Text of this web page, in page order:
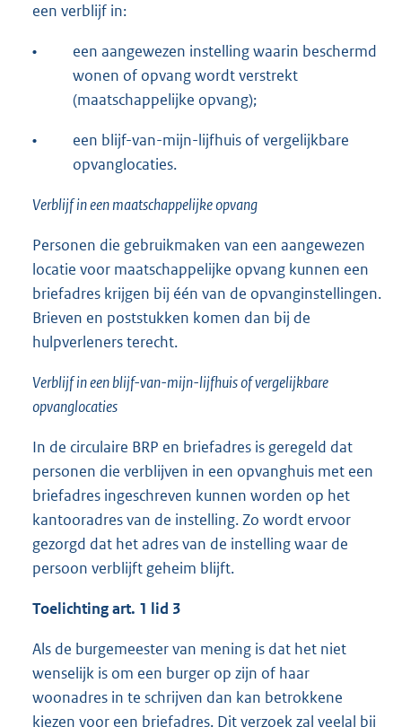
een verblijf in:
•
een aangewezen instelling waarin beschermd
wonen of opvang wordt verstrekt
(maatschappelijke opvang);
•
een blijf-van-mijn-lijfhuis of vergelijkbare
opvanglocaties.
Verblijf in een maatschappelijke opvang
Personen die gebruikmaken van een aangewezen
locatie voor maatschappelijke opvang kunnen een
briefadres krijgen bij één van de opvanginstellingen.
Brieven en poststukken komen dan bij de
hulpverleners terecht.
Verblijf in een blijf-van-mijn-lijfhuis of vergelijkbare
opvanglocaties
In de circulaire BRP en briefadres is geregeld dat
personen die verblijven in een opvanghuis met een
briefadres ingeschreven kunnen worden op het
kantooradres van de instelling. Zo wordt ervoor
gezorgd dat het adres van de instelling waar de
persoon verblijft geheim blijft.
Toelichting art. 1 lid 3
Als de burgemeester van mening is dat het niet
wenselijk is om een burger op zijn of haar
woonadres in te schrijven dan kan betrokkene
kiezen voor een briefadres. Dit verzoek zal veelal bij